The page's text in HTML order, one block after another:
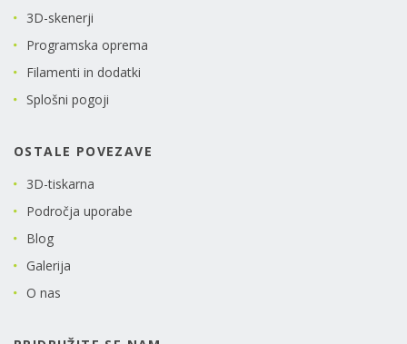
3D-skenerji
Programska oprema
Filamenti in dodatki
Splošni pogoji
OSTALE POVEZAVE
3D-tiskarna
Področja uporabe
Blog
Galerija
O nas